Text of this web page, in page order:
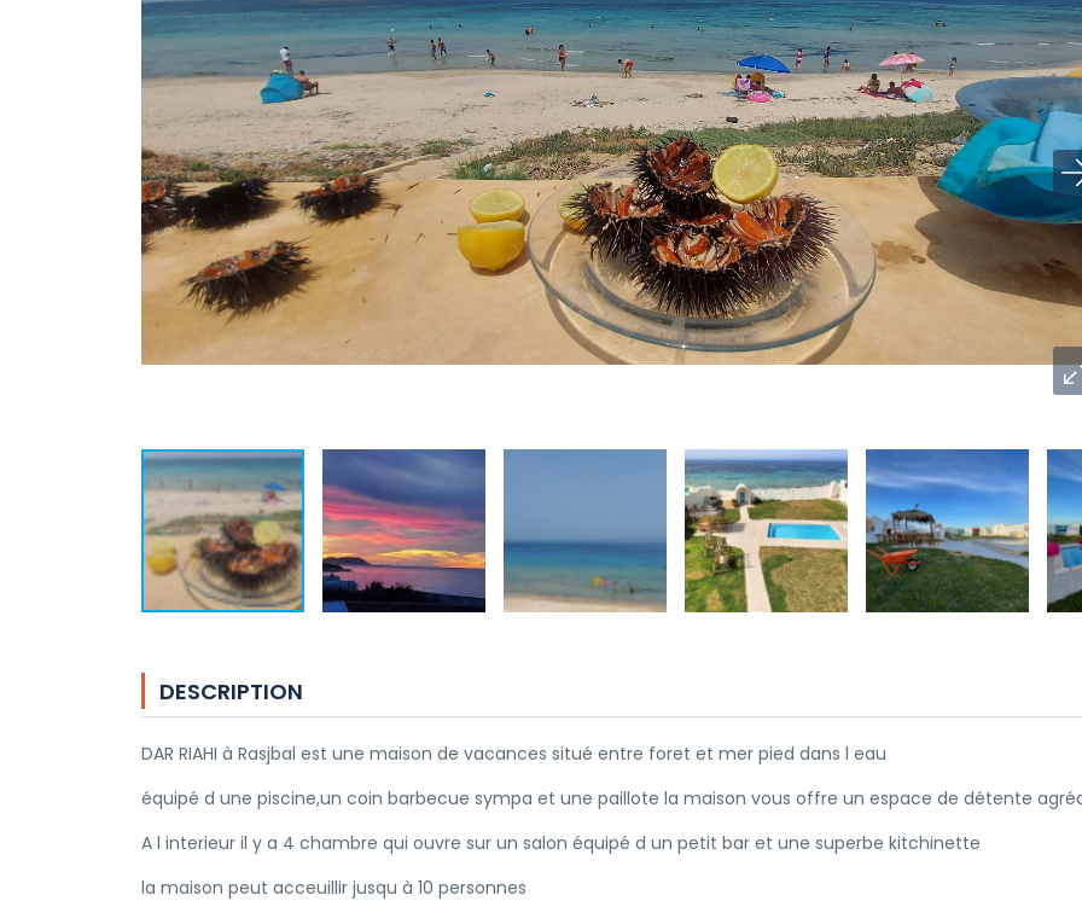
DESCRIPTION
DAR RIAHI à Rasjbal est une maison de vacances situé entre foret et mer pied dans l eau
équipé d une piscine,un coin barbecue sympa et une paillote la maison vous offre un espace de détente
A l interieur il y a 4 chambre qui ouvre sur un salon équipé d un petit bar et une superbe kitchinette
la maison peut acceuillir jusqu à 10 personnes